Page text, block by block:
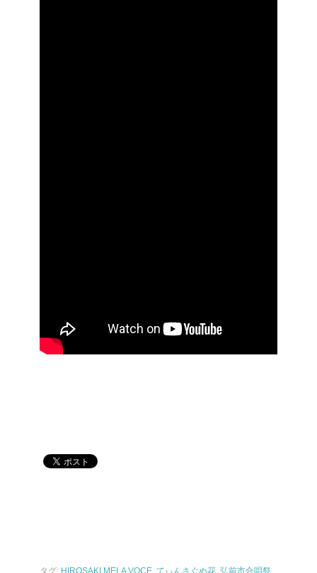
タグ: HIROSAKI MELA VOCE てぃんさぐぬ花 弘前市合唱祭